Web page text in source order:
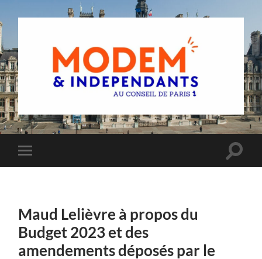
Groupe
MoDem
et
de
Toggle
mobile
Toggle
Maud Lelièvre à propos du
Budget 2023 et des
amendements déposés par le